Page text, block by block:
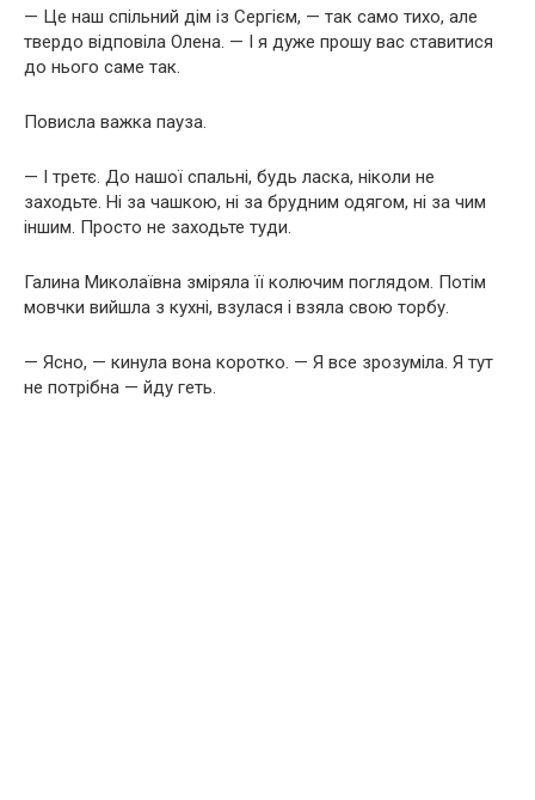
— Це наш спільний дім із Сергієм, — так само тихо, але
твердо відповіла Олена. — І я дуже прошу вас ставитися
до нього саме так.
Повисла важка пауза.
— І третє. До нашої спальні, будь ласка, ніколи не
заходьте. Ні за чашкою, ні за брудним одягом, ні за чим
іншим. Просто не заходьте туди.
Галина Миколаївна зміряла її колючим поглядом. Потім
мовчки вийшла з кухні, взулася і взяла свою торбу.
— Ясно, — кинула вона коротко. — Я все зрозуміла. Я тут
не потрібна — йду геть.